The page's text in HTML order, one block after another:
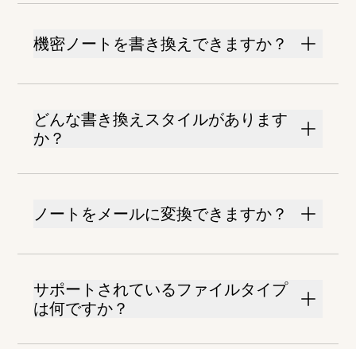
機密ノートを書き換えできますか？
どんな書き換えスタイルがあります
か？
ノートをメールに変換できますか？
サポートされているファイルタイプ
は何ですか？